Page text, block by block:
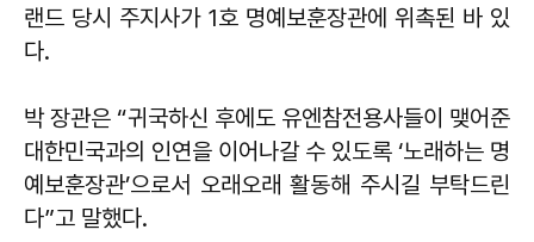
랜드 당시 주지사가 1호 명예보훈장관에 위촉된 바 있
다.
박 장관은 “귀국하신 후에도 유엔참전용사들이 맺어준
대한민국과의 인연을 이어나갈 수 있도록 ‘노래하는 명
예보훈장관’으로서 오래오래 활동해 주시길 부탁드린
다”고 말했다.